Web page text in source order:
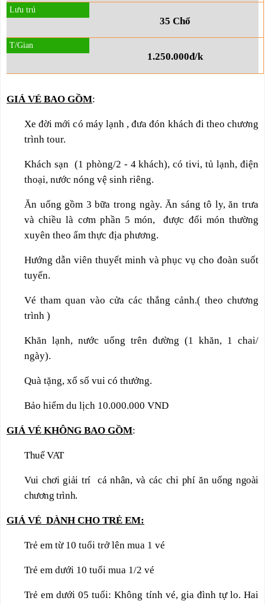
35 Chổ
1.250.000đ/k
GIÁ VÉ BAO GỒM:
Xe đời mới có máy lạnh , đưa đón khách đi theo chương
trình tour.
Khách sạn (1 phòng/2 - 4 khách), có tivi, tủ lạnh, điện
thoại, nước nóng vệ sinh riêng.
Ăn uống gồm 3 bữa trong ngày. Ăn sáng tô ly, ăn trưa
và chiều là cơm phần 5 món, được đổi món thường
xuyên theo ẩm thực địa phương.
Hướng dẫn viên thuyết minh và phục vụ cho đoàn suốt
tuyến.
Vé tham quan vào cửa các thắng cảnh.( theo chương
trình )
Khăn lạnh, nước uống trên đường (1 khăn, 1 chai/
ngày).
Quà tặng, xổ số vui có thưởng.
Bảo hiểm du lịch 10.000.000 VND
GIÁ VÉ KHÔNG BAO GỒM:
Thuế VAT
Vui chơi giải trí cá nhân, và các chi phí ăn uống ngoài
chương trình.
GIÁ VÉ DÀNH CHO TRẺ EM:
Trẻ em từ 10 tuổi trở lên mua 1 vé
Trẻ em dưới 10 tuổi mua 1/2 vé
Trẻ em dưới 05 tuổi: Không tính vé, gia đình tự lo. Hai